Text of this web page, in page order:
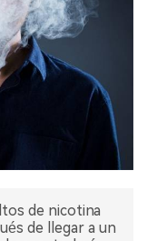
de nicotina
de llegar a un